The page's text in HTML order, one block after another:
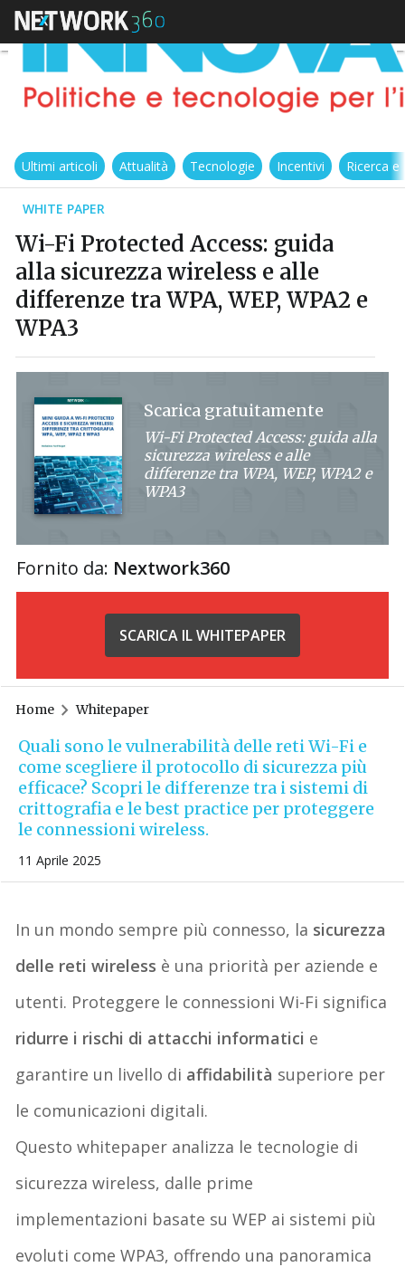
Ultimi articoli Attualità Tecnologie Incentivi Ricerca
WHITE PAPER
Wi-Fi Protected Access: guida
alla sicurezza wireless e alle
differenze tra WPA, WEP, WPA2 e
WPA3
Scarica gratuitamente
Wi-Fi Protected Access: guida alla
sicurezza wireless e alle
differenze tra WPA, WEP, WPA2 e
WPA3
Fornito da: Nextwork360
SCARICA IL WHITEPAPER
Home Whitepaper
Quali sono le vulnerabilità delle reti Wi-Fi e
come scegliere il protocollo di sicurezza più
efficace? Scopri le differenze tra i sistemi di
crittografia e le best practice per proteggere
le connessioni wireless.
11 Aprile 2025
In un mondo sempre più connesso, la sicurezza
delle reti wireless è una priorità per aziende e
utenti. Proteggere le connessioni Wi-Fi significa
ridurre i rischi di attacchi informatici e
garantire un livello di affidabilità superiore per
le comunicazioni digitali.
Questowhitepaper analizza le tecnologie di
sicurezza wireless, dalle prime
implementazioni basate suWEP ai sistemi più
evoluti comeWPA3, offrendo una panoramica